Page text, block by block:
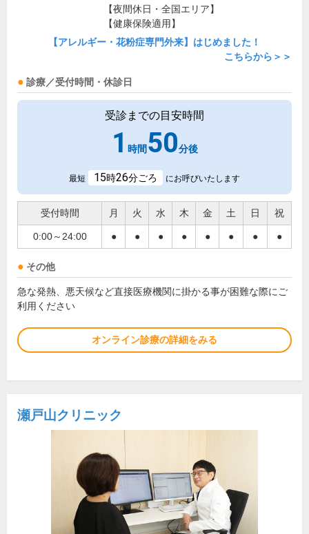
【夜間休日・全国エリア】
【健康保険適用】
【アレルギー・花粉症専門外来】はじめました！
こちらから＞＞
診療／受付時間・休診日
受診までの目安時間
1 時間50分後
最短 15時26分ごろ にお呼びいたします
受付時間 月 火 水 木 金 土 日 祝
0:00～24:00 ● ● ● ● ● ● ● ●
その他
急な発熱、悪天候など直接医療機関に掛かる事が困難な際にご
利用ください
オンライン診療の詳細をみる
瀬戸山クリニック